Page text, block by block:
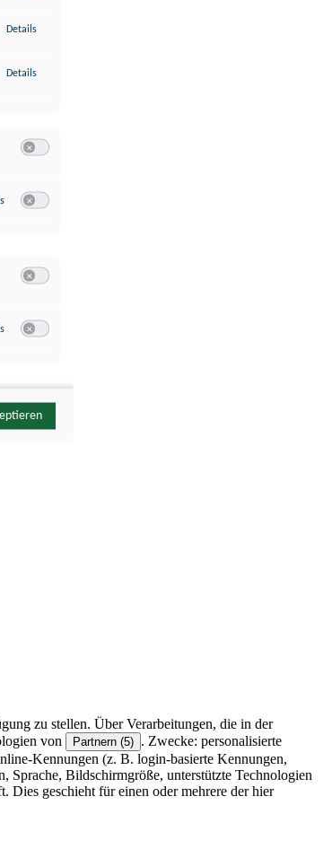
zu stellen. Über Verarbeitungen, die in der
von Partnern (5) . Zwecke: personalisierte
Kennungen (z. B. login-basierte Kennungen,
Bildschirmgröße, unterstützte Technologien
Dies geschieht für einen oder mehrere der hier
Details
Details
zu Google Analytics
zu YouTube